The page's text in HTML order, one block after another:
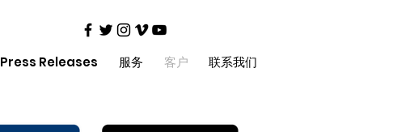
Press Releases 服务 客户 联系我们